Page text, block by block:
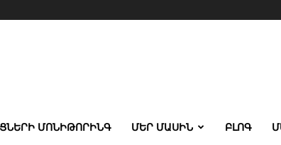
ՄՈՆԻԹՈՐԻՆԳ ՄԵՐ ՄԱՍԻՆ ԲԼՈԳ